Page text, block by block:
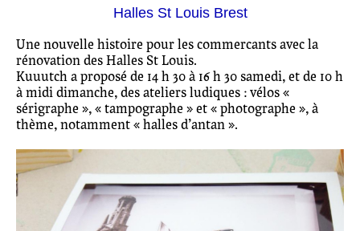
Halles St Louis Brest
Une nouvelle histoire pour les commercants avec la
rénovation des Halles St Louis.
Kuuutch a proposé de 14 h 30 à 16 h 30 samedi, et de 10 h
à midi dimanche, des ateliers ludiques : vélos «
sérigraphe », « tampographe » et « photographe », à
thème, notamment « halles d’antan ».